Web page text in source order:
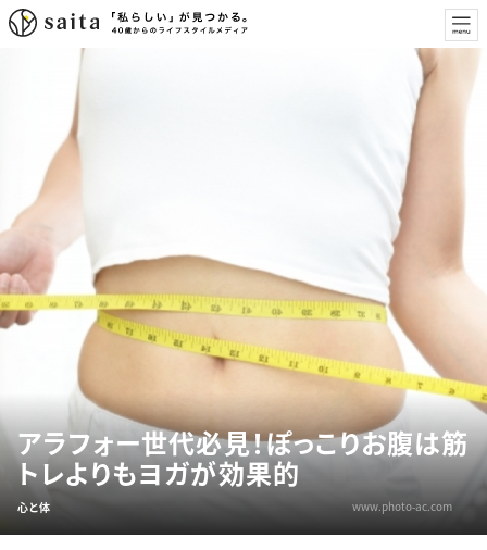
アラフォー世代必見！ぽっこりお腹は筋
トレよりもヨガが効果的
心と体 www.photo-ac.com